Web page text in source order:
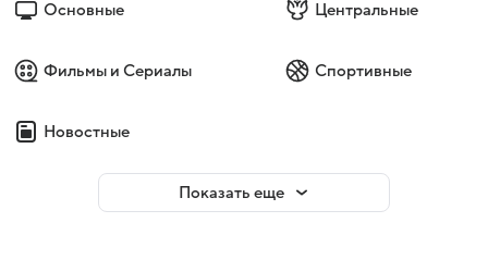
Основные Центральные
Фильмы и Сериалы Спортивные
Новостные
Показать еще